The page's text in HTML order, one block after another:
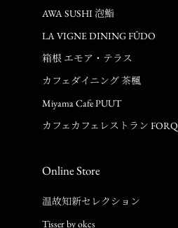
AWA SUSHI 泡鮨
LA VIGNE DINING FÛDO
箱根 エモア・テラス
カフェダイニング 茶楓
Miyama Cafe PUUT
カフェカフェレストラン FORQ
Online Store
温故知新セレクション
Tisser by okcs